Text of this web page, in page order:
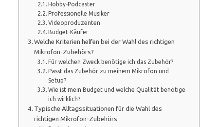
Hobby-Podcaster
Professionelle Musiker
Videoproduzenten
Budget-Käufer
Welche Kriterien helfen bei der Wahl des richtigen
Mikrofon-Zubehörs?
Für welchen Zweck benötige ich das Zubehör?
Passt das Zubehör zu meinem Mikrofon und
Setup?
Wie ist mein Budget und welche Qualität benötige
ich wirklich?
Typische Alltagssituationen für die Wahl des
richtigen Mikrofon-Zubehörs